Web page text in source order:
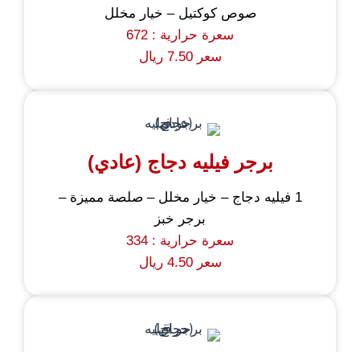
صوص كوكتيل – خيار مخلل
سعرة حرارية : 672
سعر 7.50 ريال
برجر فيليه دجاج (عادي)
1 فيليه دجاج – خيار مخلل – صلصة مميزة –
برجر خبز
سعرة حرارية : 334
سعر 4.50 ريال